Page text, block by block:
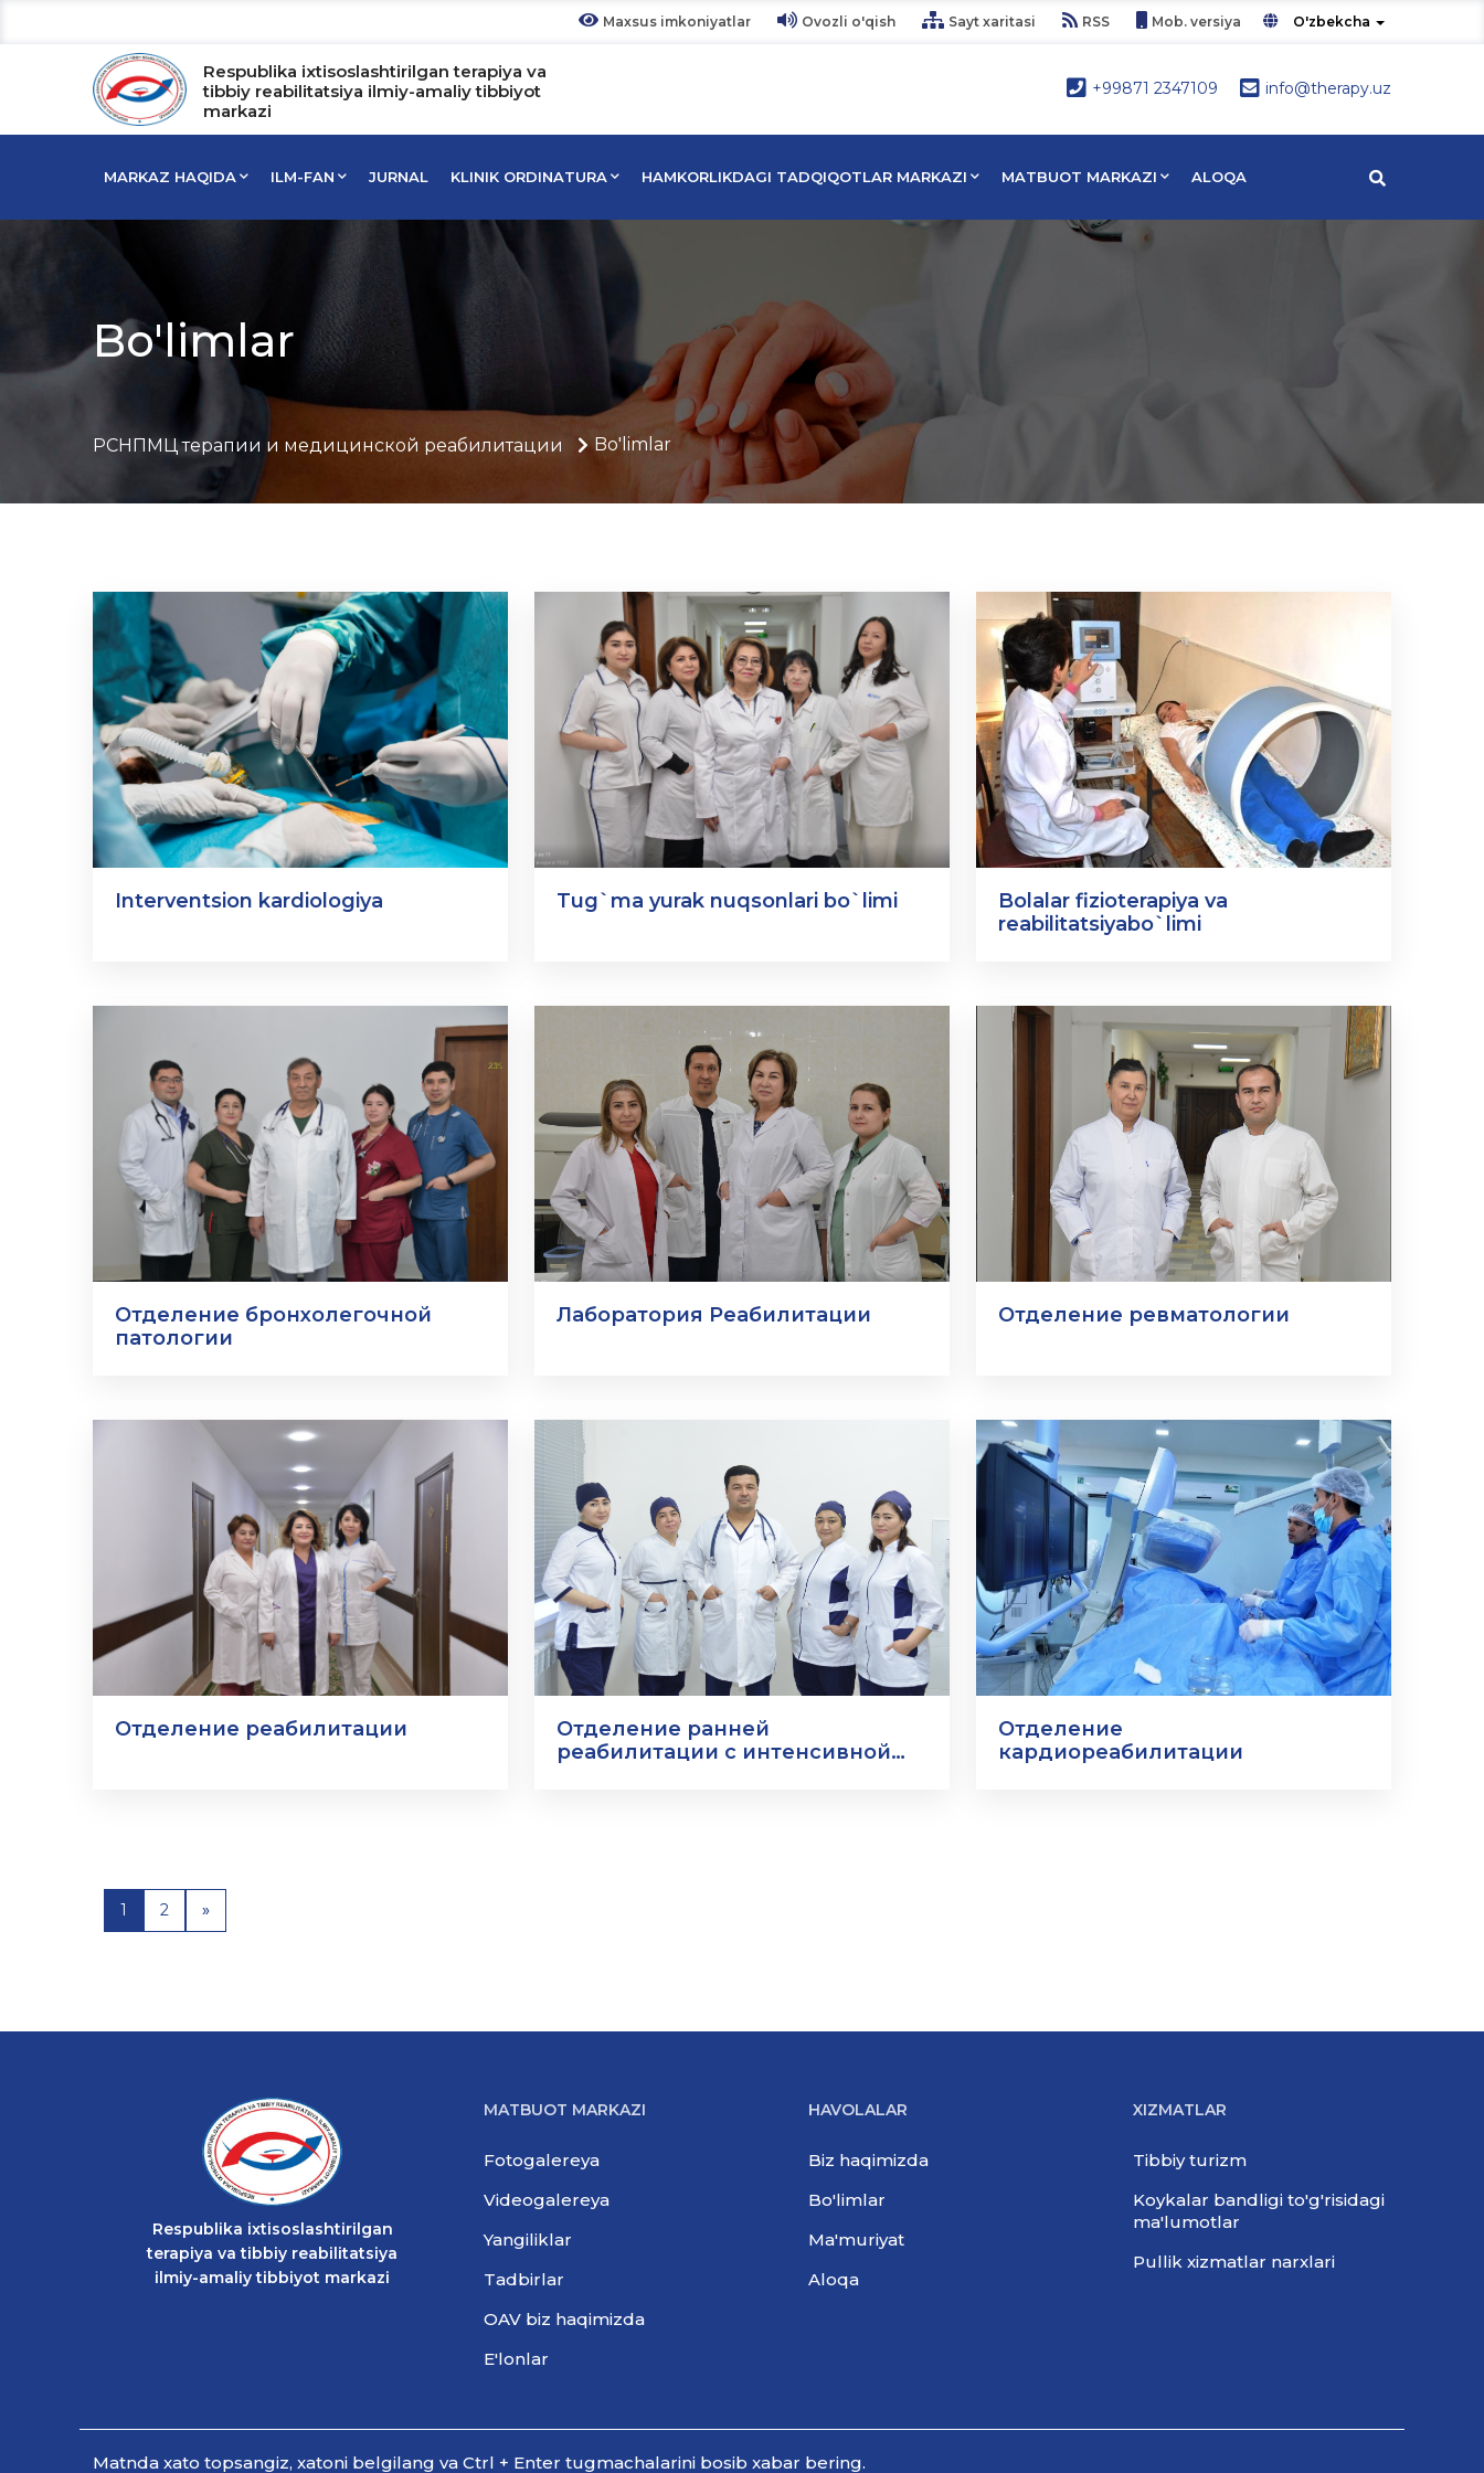
Maxsus imkoniyatlar Ovozli o'qish Sayt xaritasi RSS Mob. versiya O'zbekcha
Respublika ixtisoslashtirilgan terapiya va
tibbiy reabilitatsiya ilmiy-amaliy tibbiyot
markazi
+99871 2347109 info@therapy.uz
MARKAZ HAQIDA ILM-FAN JURNAL KLINIK ORDINATURA HAMKORLIKDAGI TADQIQOTLAR MARKAZI MATBUOT MARKAZI ALOQA
Bo'limlar
РСНПМЦ терапии и медицинской реабилитации Bo'limlar
Interventsion kardiologiya Tug`ma yurak nuqsonlari bo`limi
Bolalar fizioterapiya va
reabilitatsiyabo`limi
Отделение бронхолегочной
патологии
Лаборатория Реабилитации Отделение ревматологии
Отделение реабилитации
Отделение ранней
реабилитации с интенсивной
Отделение
кардиореабилитации
1 2 »
Respublika ixtisoslashtirilgan
terapiya va tibbiy reabilitatsiya
ilmiy-amaliy tibbiyot markazi
MATBUOT MARKAZI
Fotogalereya
Videogalereya
Yangiliklar
Tadbirlar
OAV biz haqimizda
E'lonlar
HAVOLALAR
Biz haqimizda
Bo'limlar
Ma'muriyat
Aloqa
XIZMATLAR
Tibbiy turizm
Koykalar bandligi to'g'risidagi
ma'lumotlar
Pullik xizmatlar narxlari
Мatnda xato topsangiz, xatoni belgilang va Ctrl + Enter tugmachalarini bosib xabar bering.